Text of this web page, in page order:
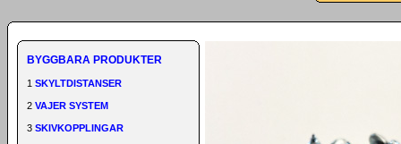
BYGGBARA PRODUKTER
1 SKYLTDISTANSER
2 VAJER SYSTEM
3 SKIVKOPPLINGAR